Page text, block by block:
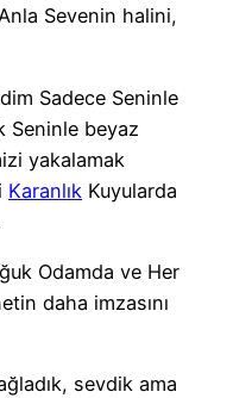
Sevenin halini,
Sadece Seninle
Seninle beyaz
yakalamak
Karanlık Kuyularda
Odamda ve Her
daha imzasını
sevdik ama